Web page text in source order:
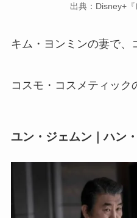
出典：Disney+『
キム・ヨンミンの妻で、
コスモ・コスメティック
ユン・ジェムン｜ハン